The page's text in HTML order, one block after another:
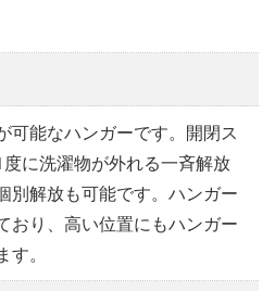
可能なハンガーです。開閉ス
に洗濯物が外れる一斉解放
別解放も可能です。ハンガー
おり、高い位置にもハンガー
。